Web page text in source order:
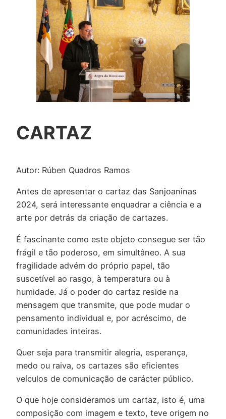
CARTAZ
Autor: Rúben Quadros Ramos
Antes de apresentar o cartaz das Sanjoaninas
2024, será interessante enquadrar a ciência e a
arte por detrás da criação de cartazes.
É fascinante como este objeto consegue ser tão
frágil e tão poderoso, em simultâneo. A sua
fragilidade advém do próprio papel, tão
suscetível ao rasgo, à temperatura ou à
humidade. Já o poder do cartaz reside na
mensagem que transmite, que pode mudar o
pensamento individual e, por acréscimo, de
comunidades inteiras.
Quer seja para transmitir alegria, esperança,
medo ou raiva, os cartazes são eficientes
veículos de comunicação de carácter público.
O que hoje consideramos um cartaz, isto é, uma
composição com imagem e texto, teve origem no